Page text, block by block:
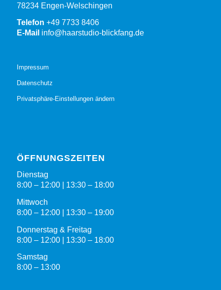
78234 Engen-Welschingen
Telefon +49 7733 8406
E-Mail info@haarstudio-blickfang.de
Impressum
Datenschutz
Privatsphäre-Einstellungen ändern
ÖFFNUNGSZEITEN
Dienstag
8:00 – 12:00 | 13:30 – 18:00
Mittwoch
8:00 – 12:00 | 13:30 – 19:00
Donnerstag & Freitag
8:00 – 12:00 | 13:30 – 18:00
Samstag
8:00 – 13:00